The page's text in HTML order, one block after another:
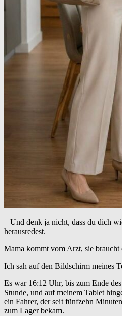
– Und denk ja nicht, dass du dich
herausredest.
Mama kommt vom Arzt, sie braucht
Ich sah auf den Bildschirm meines
Es war 16:12 Uhr, bis zum Ende
Stunde, und auf meinem Tablet
ein Fahrer, der seit fünfzehn
zum Lager bekam.